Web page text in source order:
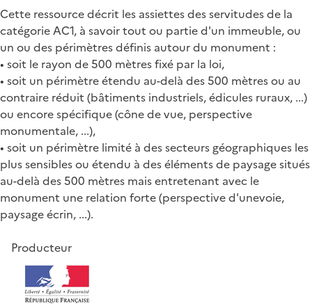
Cette ressource décrit les assiettes des servitudes de la
catégorie AC1, à savoir tout ou partie d'un immeuble, ou
un ou des périmètres définis autour du monument :
• soit le rayon de 500 mètres fixé par la loi,
• soit un périmètre étendu au-delà des 500 mètres ou au
contraire réduit (bâtiments industriels, édicules ruraux, ...)
ou encore spécifique (cône de vue, perspective
monumentale, ...),
• soit un périmètre limité à des secteurs géographiques les
plus sensibles ou étendu à des éléments de paysage situés
au-delà des 500 mètres mais entretenant avec le
monument une relation forte (perspective d'unevoie,
paysage écrin, ...).
Producteur